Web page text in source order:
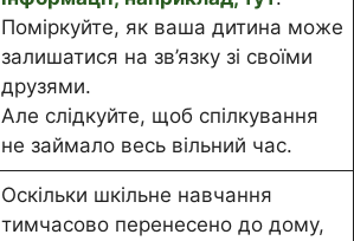
Поміркуйте, як ваша дитина може
залишатися на зв’язку зі своїми
друзями.
Але слідкуйте, щоб спілкування
не займало весь вільний час.
Оскільки шкільне навчання
тимчасово перенесено до дому,